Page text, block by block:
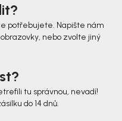
potřebujete. Napište nám
nebo zvolte jiný
tu správnou, nevadí!
do 14 dnů.